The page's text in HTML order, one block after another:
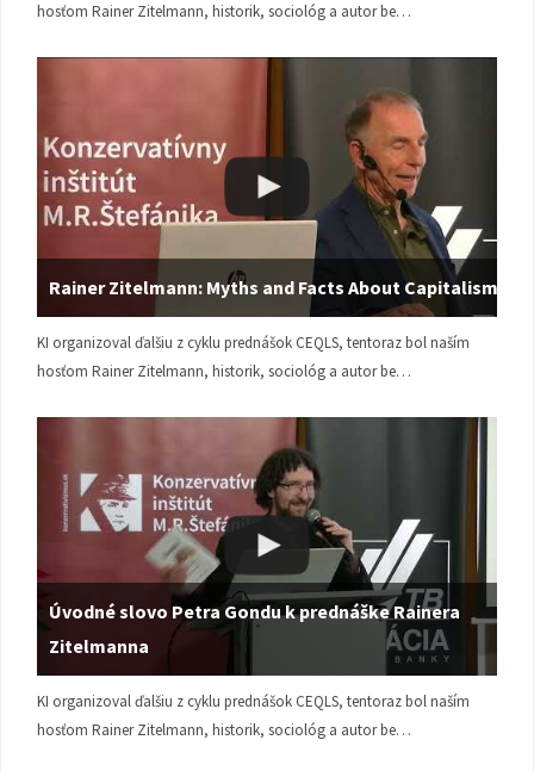
hosťom Rainer Zitelmann, historik, sociológ a autor be…
Rainer Zitelmann: Myths and Facts About Capitalism
KI organizoval ďalšiu z cyklu prednášok CEQLS, tentoraz bol naším
hosťom Rainer Zitelmann, historik, sociológ a autor be…
Úvodné slovo Petra Gondu k prednáške Rainera
Zitelmanna
KI organizoval ďalšiu z cyklu prednášok CEQLS, tentoraz bol naším
hosťom Rainer Zitelmann, historik, sociológ a autor be…